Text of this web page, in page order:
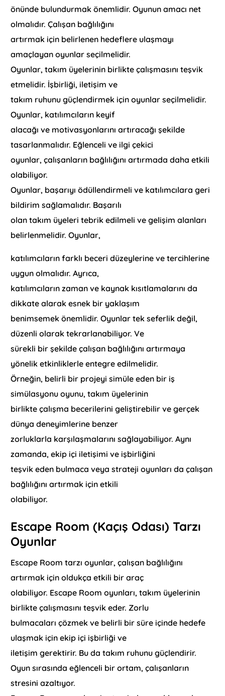
önünde bulundurmak önemlidir. Oyunun amacı net
olmalıdır. Çalışan bağlılığını
artırmak için belirlenen hedeflere ulaşmayı
amaçlayan oyunlar seçilmelidir.
Oyunlar, takım üyelerinin birlikte çalışmasını teşvik
etmelidir. İşbirliği, iletişim ve
takım ruhunu güçlendirmek için oyunlar seçilmelidir.
Oyunlar, katılımcıların keyif
alacağı ve motivasyonlarını artıracağı şekilde
tasarlanmalıdır. Eğlenceli ve ilgi çekici
oyunlar, çalışanların bağlılığını artırmada daha etkili
olabiliyor.
Oyunlar, başarıyı ödüllendirmeli ve katılımcılara geri
bildirim sağlamalıdır. Başarılı
olan takım üyeleri tebrik edilmeli ve gelişim alanları
belirlenmelidir. Oyunlar,
katılımcıların farklı beceri düzeylerine ve tercihlerine
uygun olmalıdır. Ayrıca,
katılımcıların zaman ve kaynak kısıtlamalarını da
dikkate alarak esnek bir yaklaşım
benimsemek önemlidir. Oyunlar tek seferlik değil,
düzenli olarak tekrarlanabiliyor. Ve
sürekli bir şekilde çalışan bağlılığını artırmaya
yönelik etkinliklerle entegre edilmelidir.
Örneğin, belirli bir projeyi simüle eden bir iş
simülasyonu oyunu, takım üyelerinin
birlikte çalışma becerilerini geliştirebilir ve gerçek
dünya deneyimlerine benzer
zorluklarla karşılaşmalarını sağlayabiliyor. Aynı
zamanda, ekip içi iletişimi ve işbirliğini
teşvik eden bulmaca veya strateji oyunları da çalışan
bağlılığını artırmak için etkili
olabiliyor.
Escape Room (Kaçış Odası) Tarzı
Oyunlar
Escape Room tarzı oyunlar, çalışan bağlılığını
artırmak için oldukça etkili bir araç
olabiliyor. Escape Room oyunları, takım üyelerinin
birlikte çalışmasını teşvik eder. Zorlu
bulmacaları çözmek ve belirli bir süre içinde hedefe
ulaşmak için ekip içi işbirliği ve
iletişim gerektirir. Bu da takım ruhunu güçlendirir.
Oyun sırasında eğlenceli bir ortam, çalışanların
stresini azaltıyor.